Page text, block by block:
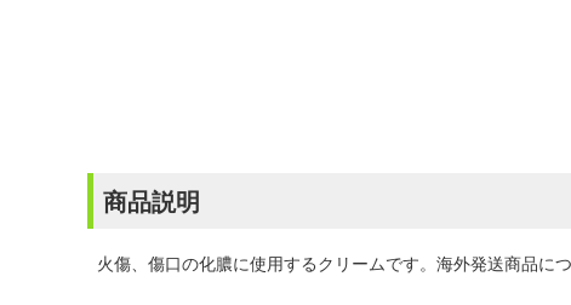
商品説明
火傷、傷口の化膿に使用するクリームです。海外発送商品に